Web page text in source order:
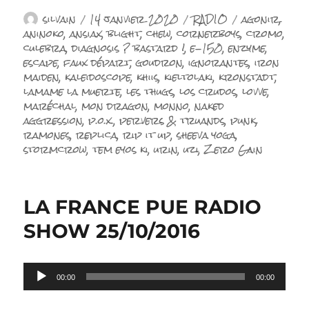
Auteur
silvain Publié
le
14 janvier 2020 Catégories
RADIO Étiquettes
agonir,
aninoko,ansiax,blight,chew,cornerboys,cromo,
culebra,diagnosis ? bastard !,e-150,enzyme,
escape,faux départ,goudron,ignorantes,iron
maiden, kaleidoscope, khiis, kieltolaki, kronstadt,
lamame la muerte,les thugs,los crudos,lovve,
maréchal,mon dragon,monno,naked
aggression,p.o.x.,pervers & truands,punk,
ramones,replica,rip it up,sheeva yoga,
stormcrow,tem eyos ki,urin,uzi,Zero Gain
LA FRANCE PUE RADIO
SHOW 25/10/2016
Lecteur
audio
00:00 00:00